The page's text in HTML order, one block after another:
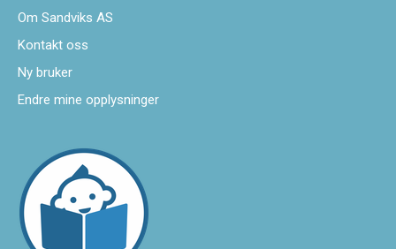
Om Sandviks AS
Kontakt oss
Ny bruker
Endre mine opplysninger